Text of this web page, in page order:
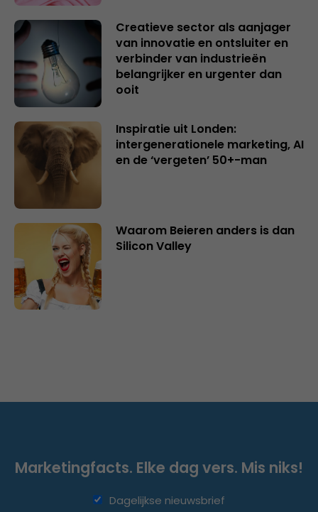
Creatieve sector als aanjager
van innovatie en ontsluiter en
verbinder van industrieën
belangrijker en urgenter dan
ooit
Inspiratie uit Londen:
intergenerationele marketing, AI
en de ‘vergeten’ 50+-man
Waarom Beieren anders is dan
Silicon Valley
Marketingfacts. Elke dag vers. Mis niks!
Dagelijkse nieuwsbrief